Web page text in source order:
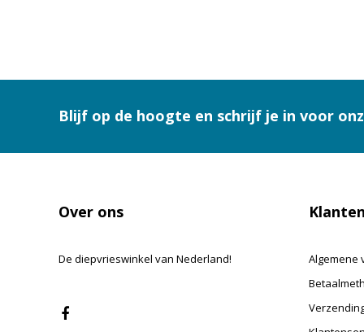
en
in de
Kom
Blijf op de hoogte en schrijf je in voor
Over ons
De diepvrieswinkel van Nederland!
Algemene